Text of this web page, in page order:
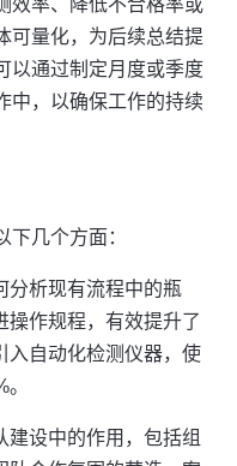
效率、降低不合格率或
可量化，为后续总结提
以通过制定月度或季度
中，以确保工作的持续
几个方面：
分析现有流程中的瓶
操作规程，有效提升了
入自动化检测仪器，使
建设中的作用，包括组